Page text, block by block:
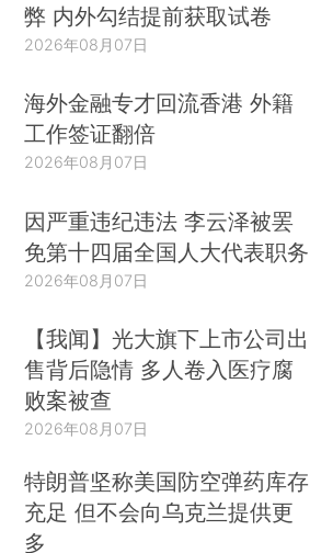
弊 内外勾结提前获取试卷
2026年08月07日
海外金融专才回流香港 外籍
工作签证翻倍
2026年08月07日
因严重违纪违法 李云泽被罢
免第十四届全国人大代表职务
2026年08月07日
【我闻】光大旗下上市公司出
售背后隐情 多人卷入医疗腐
败案被查
2026年08月07日
特朗普坚称美国防空弹药库存
充足 但不会向乌克兰提供更
多